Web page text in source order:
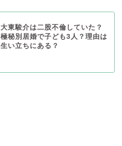
大東駿介は二股不倫していた？
極秘別居婚で子ども3人？理由は
生い立ちにある？